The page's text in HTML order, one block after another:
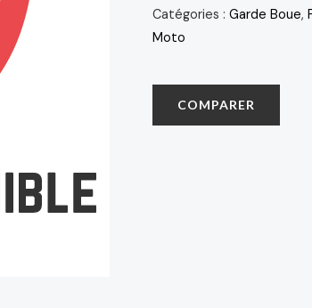
Catégories : Garde Boue,
Moto
COMPARER